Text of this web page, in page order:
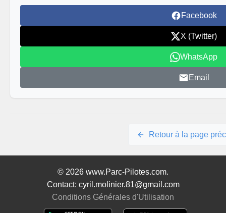
Facebook
X (Twitter)
WhatsApp
Email
Retour à la page
© 2026 www.Parc-Pilotes.com.
Contact: cyril.molinier.81@gmail.com
Conditions Générales d'Utilisation